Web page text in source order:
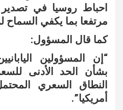
احباط روسيا في
مرتفعا بما يكفي السماح
كما قال المسؤول:
“إن المسؤولين
بشأن الحد الأدنى
أمريكيا”.